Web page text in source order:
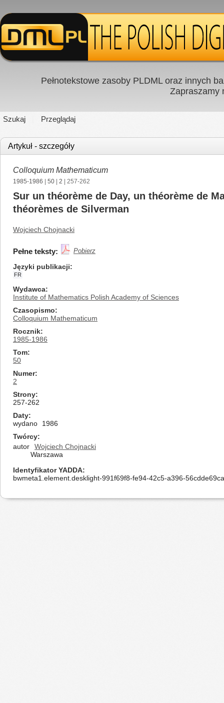
Pełnotekstowe zasoby PLDML oraz innych
Zapraszamy
Szukaj Przeglądaj
Artykuł - szczegóły
Colloquium Mathematicum
1985-1986 50 2 | 257-262
Sur un théorème de Day, un théorème de
théorèmes de Silverman
Wojciech Chojnacki
Pełne teksty: Pobierz
Języki publikacji
FR
Wydawca
Institute of Mathematics Polish Academy of Sciences
Czasopismo
Colloquium Mathematicum
Rocznik
1985-1986
Tom
50
Numer
2
Strony
257-262
Daty
wydano
1986
Twórcy
autor
Wojciech Chojnacki
Warszawa
Identyfikator YADDA
bwmeta1.element.desklight-991f69f8-fe94-42c5-a396-